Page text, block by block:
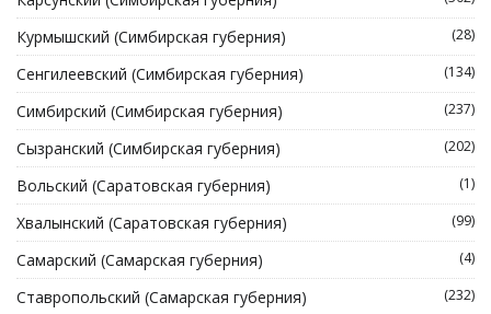
Курмышский (Симбирская губерния) (28)
Сенгилеевский (Симбирская губерния) (134)
Симбирский (Симбирская губерния) (237)
Сызранский (Симбирская губерния) (202)
Вольский (Саратовская губерния) (1)
Хвалынский (Саратовская губерния) (99)
Самарский (Самарская губерния) (4)
Ставропольский (Самарская губерния) (232)